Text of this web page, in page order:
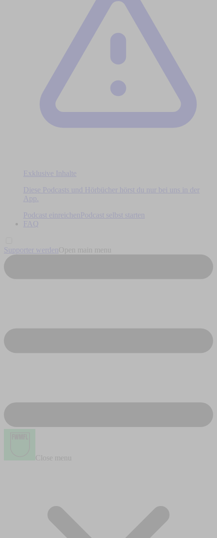
Exklusive Inhalte
Diese Podcasts und Hörbücher hörst du nur bei uns in der
App.
Podcast einreichen
Podcast selbst starten
FAQ
Supporter werden Open main menu
Close menu